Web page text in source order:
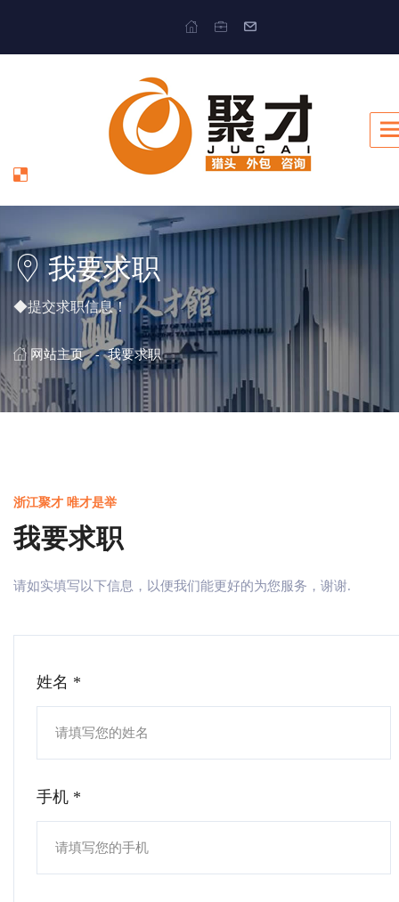
我要求职
◆提交求职信息！
网站主页 我要求职
浙江聚才 唯才是举
我要求职
请如实填写以下信息，以便我们能更好的为您服务，谢谢.
姓名 *
手机 *